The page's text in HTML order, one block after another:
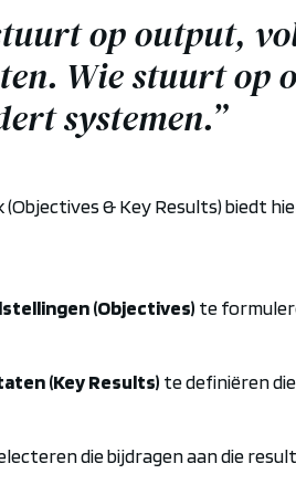
op output,
Wie stuurt op
systemen.”
(Objectives&Key Results)biedt
(Objectives) te
(Key Results) te definiëren
die bijdragen aan die